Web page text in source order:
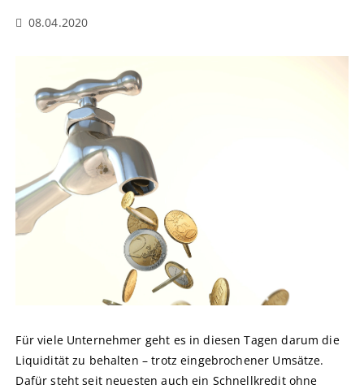
08.04.2020
Für viele Unternehmer geht es in diesen Tagen darum die
Liquidität zu behalten – trotz eingebrochener Umsätze.
Dafür steht seit neuesten auch ein Schnellkredit ohne